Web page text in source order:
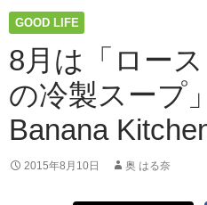
GOOD LIFE
8月は「ロー
の冷製スープ
Banana
2015年8月10日 奥 はる奈